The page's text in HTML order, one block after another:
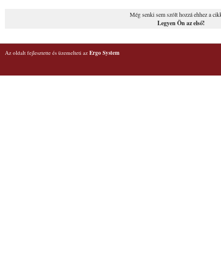
Még senki sem szólt hozzá ehhez a
Legyen Ön az első!
Az oldalt fejlesztette és üzemelteti az Ergo System